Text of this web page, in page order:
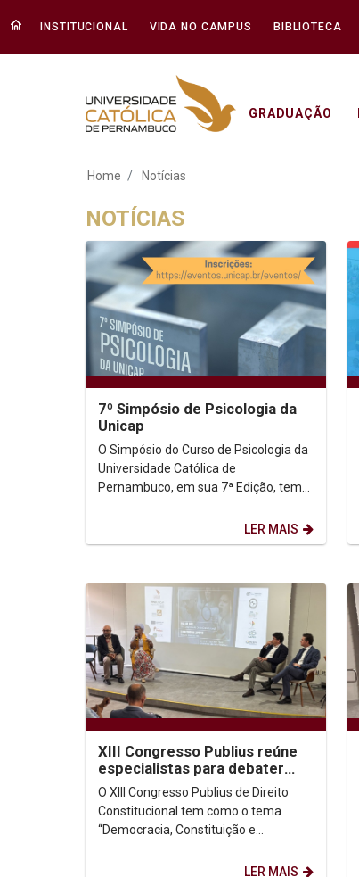
INSTITUCIONAL VIDA NO CAMPUS BIBLIOTECA
GRADUAÇÃO
Notícias - Unicap
Home Notícias
NOTÍCIAS
7º Simpósio de Psicologia da
Unicap
O Simpósio do Curso de Psicologia da
Universidade Católica de
Pernambuco, em sua 7ª Edição, tem
reflexão sobre temáticas...LER MAIS
XIII Congresso Publius reúne
especialistas para debater
democracia digital e os limites
da...
O XIII Congresso Publius de Direito
Constitucional tem como o tema
“Democracia, Constituição e
LER MAIS